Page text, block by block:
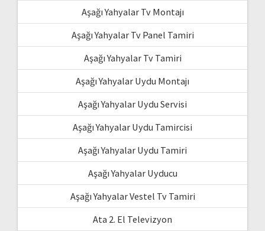
Aşağı Yahyalar Tv Montajı
Aşağı Yahyalar Tv Panel Tamiri
Aşağı Yahyalar Tv Tamiri
Aşağı Yahyalar Uydu Montajı
Aşağı Yahyalar Uydu Servisi
Aşağı Yahyalar Uydu Tamircisi
Aşağı Yahyalar Uydu Tamiri
Aşağı Yahyalar Uyducu
Aşağı Yahyalar Vestel Tv Tamiri
Ata 2. El Televizyon